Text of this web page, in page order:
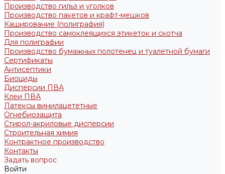
Производство гильз и уголков
Производство пакетов и крафт-мешков
Каширование (полиграфия)
Производство самоклеящихся этикеток и скотча
Для полиграфии
Производство бумажных полотенец и туалетной бумаги
Сертификаты
Антисептики
Биоциды
Дисперсии ПВА
Клеи ПВА
Латексы винилацететные
Огнебиозащита
Стирол-акриловые дисперсии
Строительная химия
Контрактное производство
Контакты
Задать вопрос
Войти